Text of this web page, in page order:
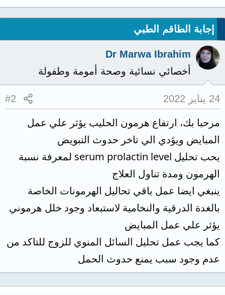
إجابة الطاقم الطبي
Dr Marwa Ibrahim
أخصائي نسائية وصحة أمومة وطفولة
24 يناير 2022 #2
مرحبا بك، ارتفاع هرمون الحليب يؤثر علي عمل
المبايض ويؤدي الي تاخر حدوث التبويض
يحب تحليل serum prolactin level لمعرفة نسبة
الهرمون ومدة تناول العلاج
ينبغي ايضا عمل باقي تحاليل الهرمونات الخاصة
بالغدة الدرقية والنخامية لاستبعاد وجود خلل هرموني
يؤثر علي عمل المبايض
كما يجب عمل تحليل السائل المنوي للزوج للتاكد من
عدم وجود سبب يمنع حدوث الحمل